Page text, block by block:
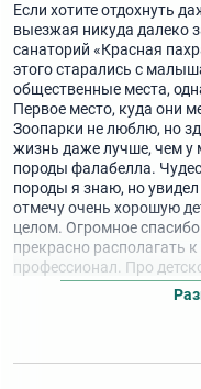
Если хотите отдохнуть
выезжая никуда далеко
санаторий «Красная
этого старались с
общественные места,
Первое место, куда они
Зоопарки не люблю, но
жизнь даже лучше, чем у
породы фалабелла.
породы я знаю, но
отмечу очень хорошую
целом. Огромное
прекрасно располагать
профессионал. Про
прекрасное. Вообще не
даже младшего
Мы просто отдохнули
постельку. Поэтому мы